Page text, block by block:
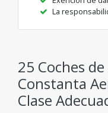
La
25 Coches
Constanta
Clase